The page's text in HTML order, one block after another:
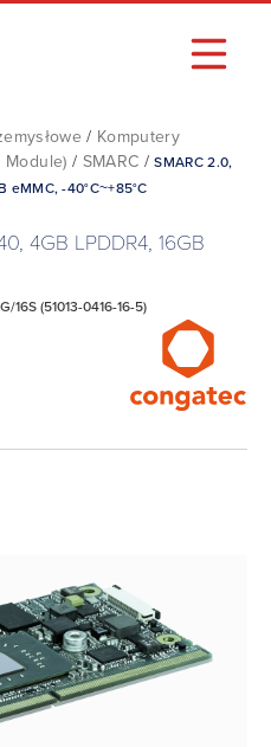
/ Komputery
Module) / SMARC /SMARC 2.0,
eMMC, -40°C~+85°C
4GB LPDDR4, 16GB
(51013-0416-16-5)